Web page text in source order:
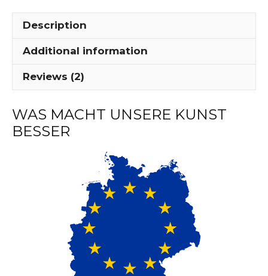
Description
Additional information
Reviews (2)
WAS MACHT UNSERE KUNST
BESSER